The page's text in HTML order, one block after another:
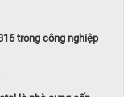
trong công nghiệp